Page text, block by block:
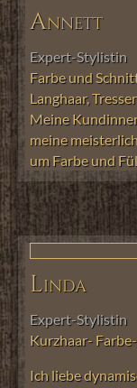
Annett
Expert-Stylistin
Farbe und
Langhaar,
Meine
meine
um Farbe und
Linda
Expert-Stylistin
Kurzhaar-
Ich liebe